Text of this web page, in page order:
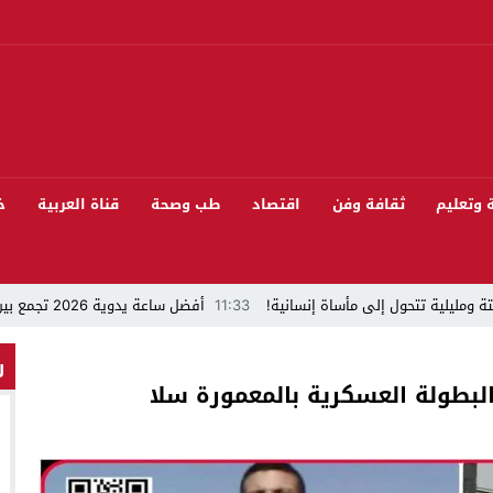
وتعليم ثقافة وفن اقتصاد طب وصحة قناة العربية
ومليلية تتحول إلى مأساة إنسانية! 11:33 أفضل ساعة يدوية 2026 تجمع بين الأناقة والدقة
بيئيا بغابة المقاومة بمدينة الخميسات
محمود عرشان رئيسا للكونفدرالية الإفريقية للكرة الحديدية؟
العسكرية بالمعمورة سلا